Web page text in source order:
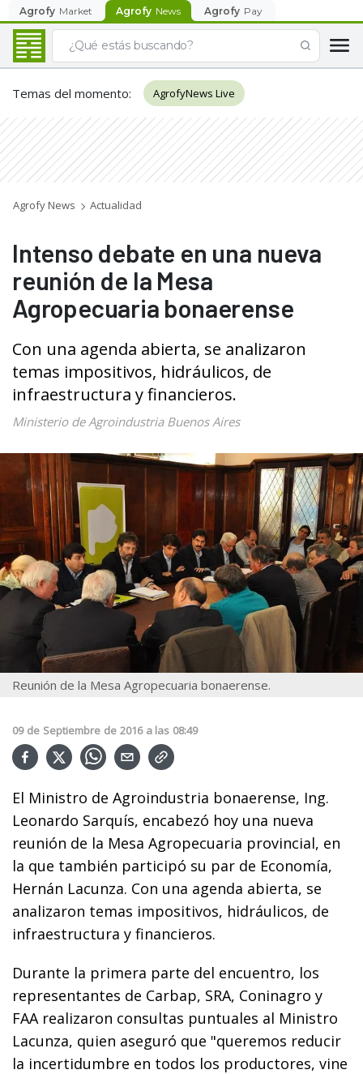
Agrofy Market Agrofy News Agrofy Pay
Temas del momento: AgrofyNews Live
Agrofy News Actualidad
Intenso debate en una nueva
reunión de la Mesa
Agropecuaria bonaerense
Con una agenda abierta, se analizaron
temas impositivos, hidráulicos, de
infraestructura y financieros.
Ministerio de Agroindustria Buenos Aires
Reunión de la Mesa Agropecuaria bonaerense.
09 de Septiembre de 2016 a las 08:49
El Ministro de Agroindustria bonaerense, Ing.
Leonardo Sarquís, encabezó hoy una nueva
reunión de la Mesa Agropecuaria provincial, en
la que también participó su par de Economía,
Hernán Lacunza. Con una agenda abierta, se
analizaron temas impositivos, hidráulicos, de
infraestructura y financieros.
Durante la primera parte del encuentro, los
representantes de Carbap, SRA, Coninagro y
FAA realizaron consultas puntuales al Ministro
Lacunza, quien aseguró que "queremos reducir
la incertidumbre en todos los productores, vine